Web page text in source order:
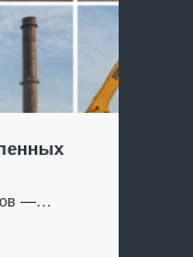
—…